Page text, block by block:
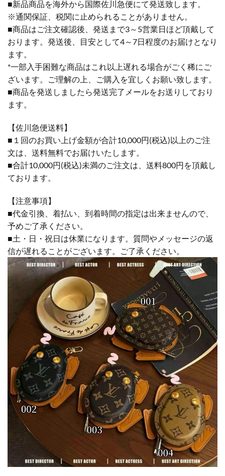
■新品商品を海外から国際佐川急便にて発送致します。
※通関保証、税関に止められることがありません。
■商品はご注文確認後、発送まで3～5営業日ほど頂戴して
おります。発送後、目安として4～7日程度のお届けとなり
ます。
*一部入手困難な商品はこれ以上遅れる場合がごく稀にご
ざいます。ご理解の上、ご購入を宜しくお願い致します。
■商品を発送しましたら発送完了メールをお送りしており
ます。
【佐川急便送料】
■１回のお買い上げ金額が合計10,000円(税込)以上のご注
文は、送料無料でお届けいたします。
■合計10,000円(税込)未満のご注文は、送料800円を頂戴し
ております。
【注意事項】
■代金引換、着払い、到着時間の指定は出来ませんので、
予めご了承ください。
■土・日・祝日は休業になります。質問やメッセージの返
信が遅れることがございます。ご了承ください。